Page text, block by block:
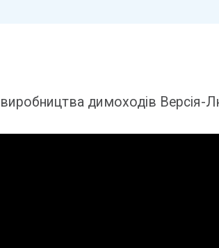
виробництва димоходів Версія-